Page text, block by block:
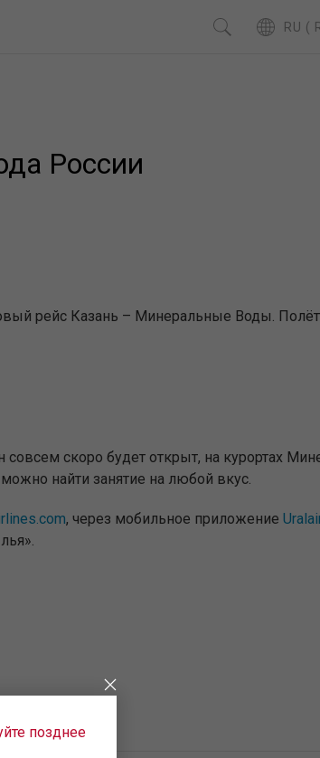
России
рейс Казань – Минеральные Воды.
скоро будет открыт, на курортах
найти занятие на любой вкус.
, через мобильное приложение
позднее